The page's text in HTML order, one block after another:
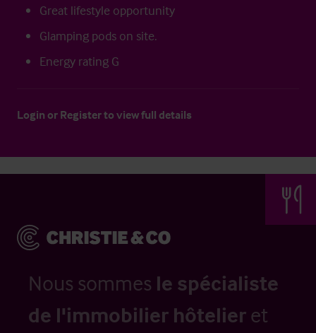
Great lifestyle opportunity
Glamping pods on site.
Energy rating G
Login or Registerto view full details
Nous sommes le spécialiste
de l'immobilier hôtelier et